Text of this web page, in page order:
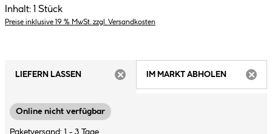
Inhalt: 1 Stück
Preise inklusive 19 % MwSt. zzgl. Versandkosten
LIEFERN LASSEN
IM MARKT ABHOLEN
Online nicht verfügbar
Paketversand: 1 - 3 Tage